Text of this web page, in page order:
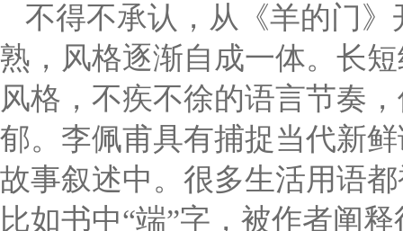
不得不承认，从《羊的门
熟，风格逐渐自成一体。长
风格，不疾不徐的语言节奏
郁。李佩甫具有捕捉当代新
故事叙述中。很多生活用语
比如书中“端”字，被作者阐